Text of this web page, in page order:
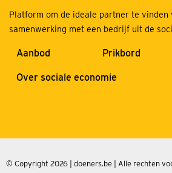
Platform om de ideale partner te vinden
samenwerking met een bedrijf uit de
Aanbod Prikbord
Over sociale economie
© Copyright 2026 | doeners.be | Alle rechten